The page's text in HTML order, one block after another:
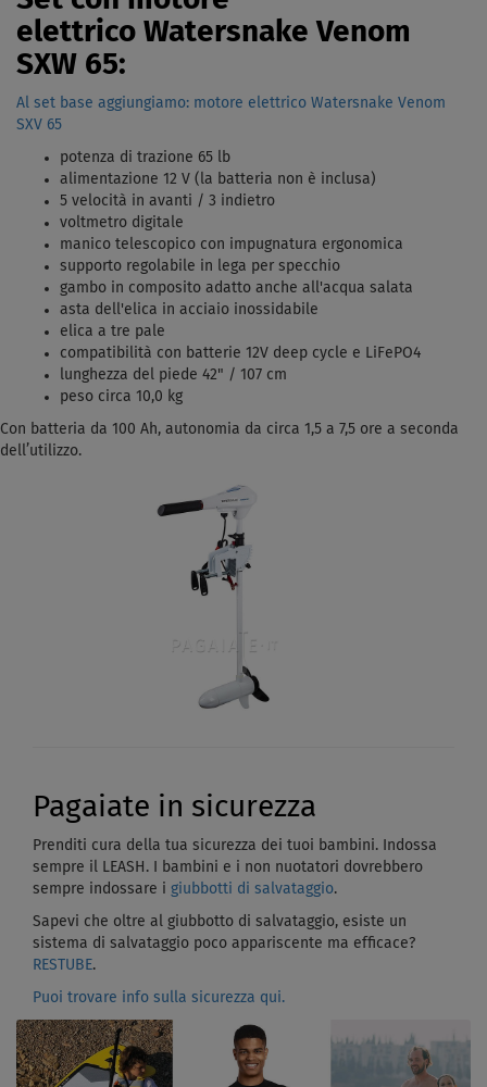
elettrico Watersnake Venom
SXW 65:
Al set base aggiungiamo: motore elettrico Watersnake Venom
SXV 65
potenza di trazione 65 lb
alimentazione 12 V (la batteria non è inclusa)
5 velocità in avanti / 3 indietro
voltmetro digitale
manico telescopico con impugnatura ergonomica
supporto regolabile in lega per specchio
gambo in composito adatto anche all'acqua salata
asta dell'elica in acciaio inossidabile
elica a tre pale
compatibilità con batterie 12V deep cycle e LiFePO4
lunghezza del piede 42" / 107 cm
peso circa 10,0 kg
Con batteria da 100 Ah, autonomia da circa 1,5 a 7,5 ore a seconda
dell’utilizzo.
Pagaiate in sicurezza
Prenditi cura della tua sicurezza dei tuoi bambini. Indossa
sempre il LEASH. I bambini e i non nuotatori dovrebbero
sempre indossare i giubbotti di salvataggio.
Sapevi che oltre al giubbotto di salvataggio, esiste un
sistema di salvataggio poco appariscente ma efficace?
RESTUBE.
Puoi trovare info sulla sicurezza qui.